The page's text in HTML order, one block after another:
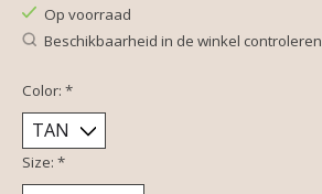
Op voorraad
Beschikbaarheid in de winkel controleren
Color: *
Size: *